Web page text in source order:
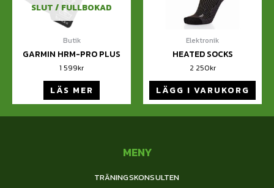
SLUT / FULLBOKAD
Butik
GARMIN HRM-PRO PLUS
1 599kr
LÄS MER
Elektronik
HEATED SOCKS
2 250kr
LÄGG I VARUKORG
MENY
TRÄNINGSKONSULTEN